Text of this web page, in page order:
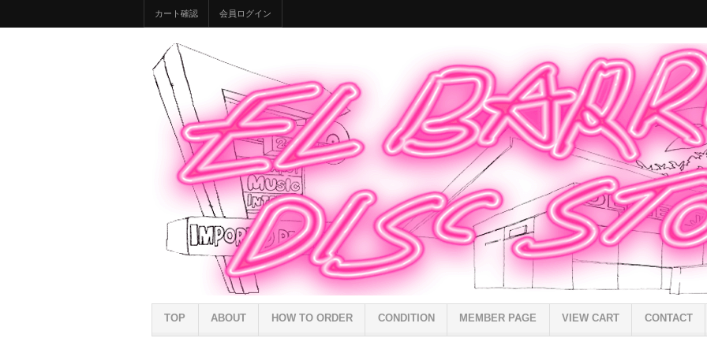
カート確認 会員ログイン
TOP ABOUT HOW TO ORDER CONDITION MEMBER PAGE VIEW CART CONTACT